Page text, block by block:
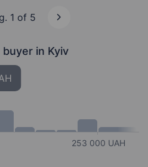
1 of 5
buyer in Kyiv
253 000 UAH